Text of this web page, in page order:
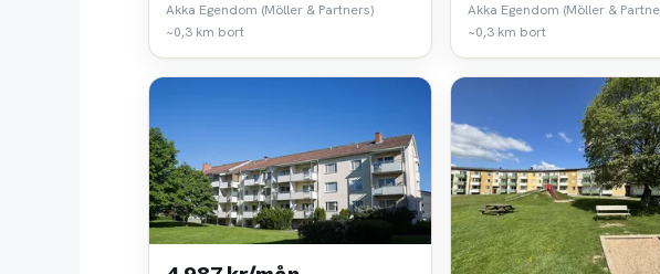
Akka Egendom (Möller & Partners)
~0,3 km bort
Akka Egendom (Möller &
~0,3 km bort